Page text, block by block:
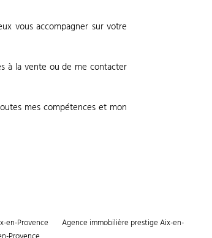
vous accompagner sur votre
à la vente ou de me contacter
mes compétences et mon
en-Provence
Agence immobilière prestige Aix-en-